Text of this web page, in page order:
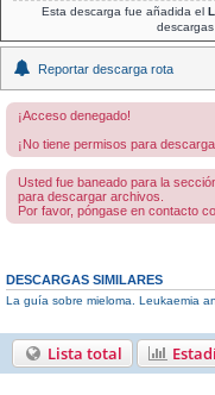
Esta descarga fue añadida el
Reportar descarga rota
¡Acceso denegado!
¡No tiene permisos para
Usted fue baneado para la
para descargar archivos.
Por favor, póngase en contacto
DESCARGAS SIMILARES
La guía sobre mieloma. Leukaemia
Lista total